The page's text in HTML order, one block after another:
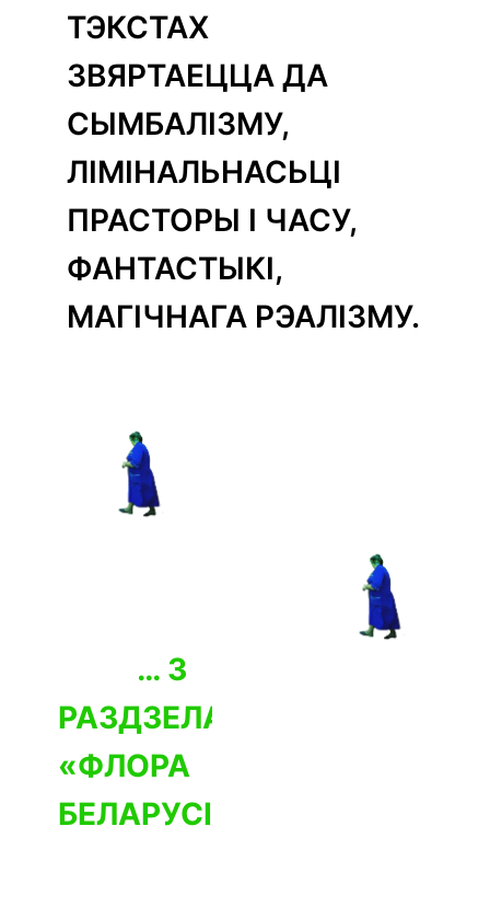
ТЭКСТАХ
ЗВЯРТАЕЦЦА ДА
СЫМБАЛІЗМУ,
ЛІМІНАЛЬНАСЬЦІ
ПРАСТОРЫ І ЧАСУ,
ФАНТАСТЫКІ,
МАГІЧНАГА РЭАЛІЗМУ.
… З
РАЗДЗЕЛА
«ФЛОРА
БЕЛАРУСІ»